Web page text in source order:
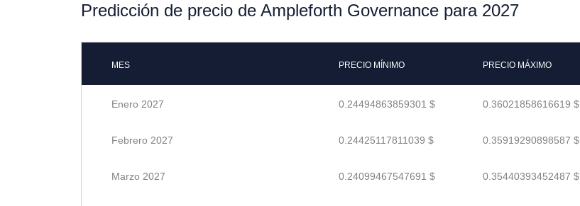
Predicción de precio de Ampleforth Governance para 2027
MES PRECIO MÍNIMO PRECIO MÁXIMO
Enero 2027 0.24494863859301 $ 0.36021858616619 $
Febrero 2027 0.24425117811039 $ 0.35919290898587 $
Marzo 2027 0.24099467547691 $ 0.35440393452487 $